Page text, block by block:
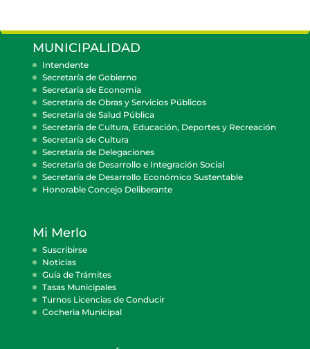
MUNICIPALIDAD
Intendente
Secretaría de Gobierno
Secretaría de Economía
Secretaría de Obras y Servicios Públicos
Secretaría de Salud Pública
Secretaría de Cultura, Educación, Deportes y Recreación
Secretaría de Cultura
Secretaría de Delegaciones
Secretaría de Desarrollo e Integración Social
Secretaría de Desarrollo Económico Sustentable
Honorable Concejo Deliberante
Mi Merlo
Suscribirse
Noticias
Guía de Trámites
Tasas Municipales
Turnos Licencias de Conducir
Cocheria Municipal